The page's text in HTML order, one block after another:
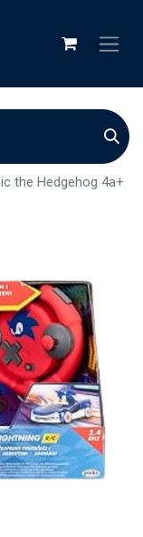
the Hedgehog 4a+